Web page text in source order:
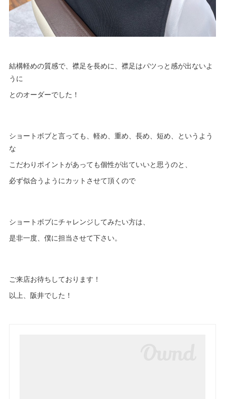
結構軽めの質感で、襟足を長めに、襟足はパツっと感が出ないよ
うに
とのオーダーでした！
ショートボブと言っても、軽め、重め、長め、短め、というよう
な
こだわりポイントがあっても個性が出ていいと思うのと、
必ず似合うようにカットさせて頂くので
ショートボブにチャレンジしてみたい方は、
是非一度、僕に担当させて下さい。
ご来店お待ちしております！
以上、阪井でした！